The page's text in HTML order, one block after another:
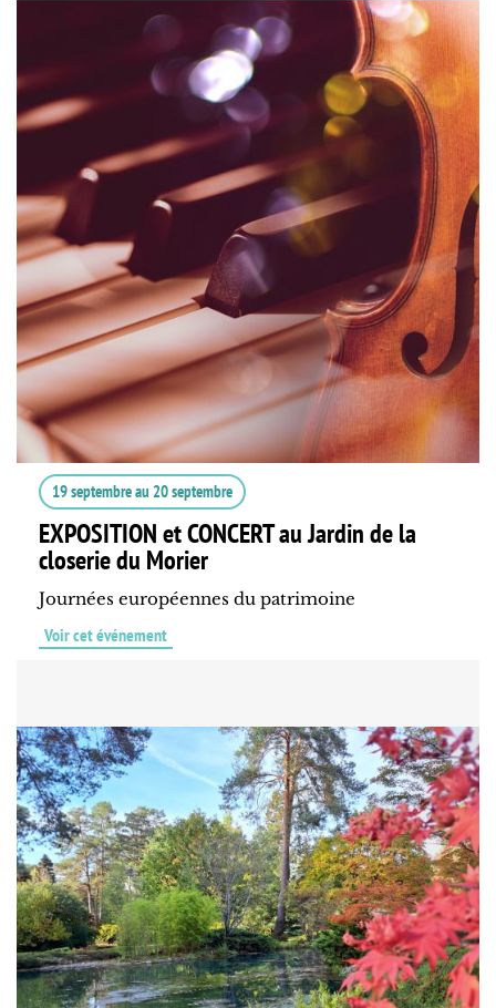
19 septembreau 20 septembre
EXPOSITION et CONCERT au Jardin de la
closerie du Morier
Journées européennes du patrimoine
Voir cet événement